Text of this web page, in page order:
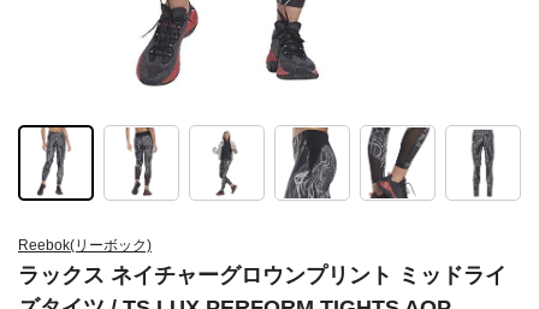
Reebok(リーボック)
ラックス ネイチャーグロウンプリント ミッドライ